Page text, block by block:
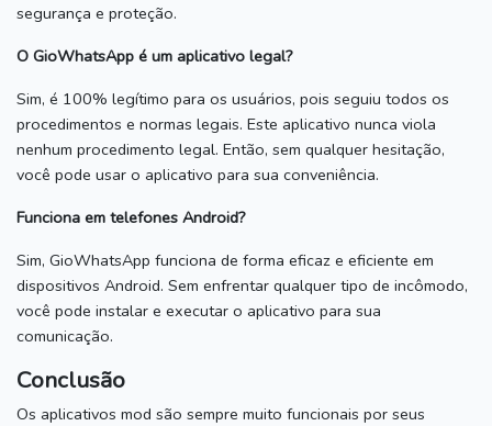
segurança e proteção.
O GioWhatsApp é um aplicativo legal?
Sim, é 100% legítimo para os usuários, pois seguiu todos os
procedimentos e normas legais. Este aplicativo nunca viola
nenhum procedimento legal. Então, sem qualquer hesitação,
você pode usar o aplicativo para sua conveniência.
Funciona em telefones Android?
Sim, GioWhatsApp funciona de forma eficaz e eficiente em
dispositivos Android. Sem enfrentar qualquer tipo de incômodo,
você pode instalar e executar o aplicativo para sua
comunicação.
Conclusão
Os aplicativos mod são sempre muito funcionais por seus